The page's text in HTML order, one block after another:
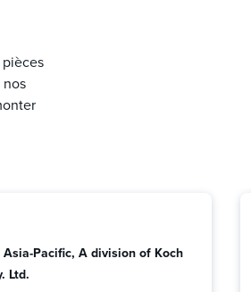
nos
Asia-Pacific, A division of Koch
Ltd.